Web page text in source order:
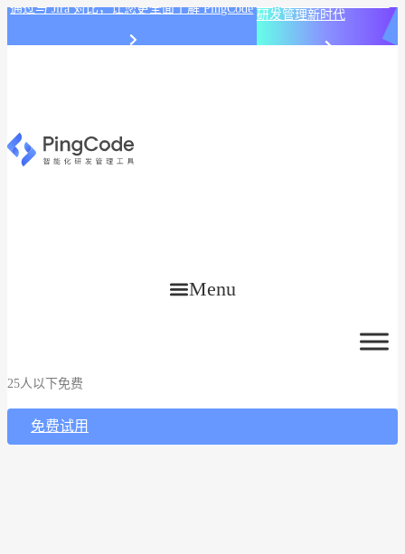
通过与 Jira 对比，让您更全面了解 PingCode 研发管理新时代
Menu
25人以下免费
免费试用